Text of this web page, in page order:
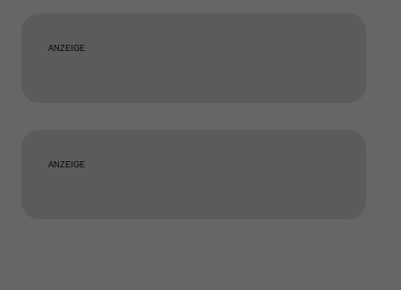
ANZEIGE
ANZEIGE